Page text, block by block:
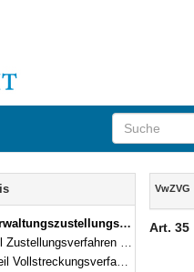
Fassung der Bekanntmachung vom 11. November 1970 (BayRS II S. 232) BayRS 2010-2-I (Art. 1–45)
(Art. 1–17)
(Art. 18–41a)
Inhalt
VwZVG
Art. 35